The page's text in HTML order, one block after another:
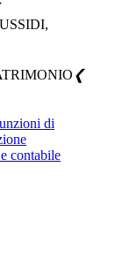
❮
di
contabile